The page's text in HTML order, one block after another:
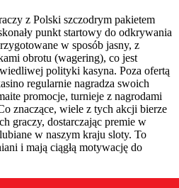
z Polski szczodrym pakietem
punkt startowy do odkrywania
w sposób jasny, z
obrotu (wagering), co jest
polityki kasyna. Poza ofertą
regularnie nagradza swoich
promocje, turnieje z nagrodami
znaczące, wiele z tych akcji bierze
graczy, dostarczając premie w
w naszym kraju sloty. To
i mają ciągłą motywację do